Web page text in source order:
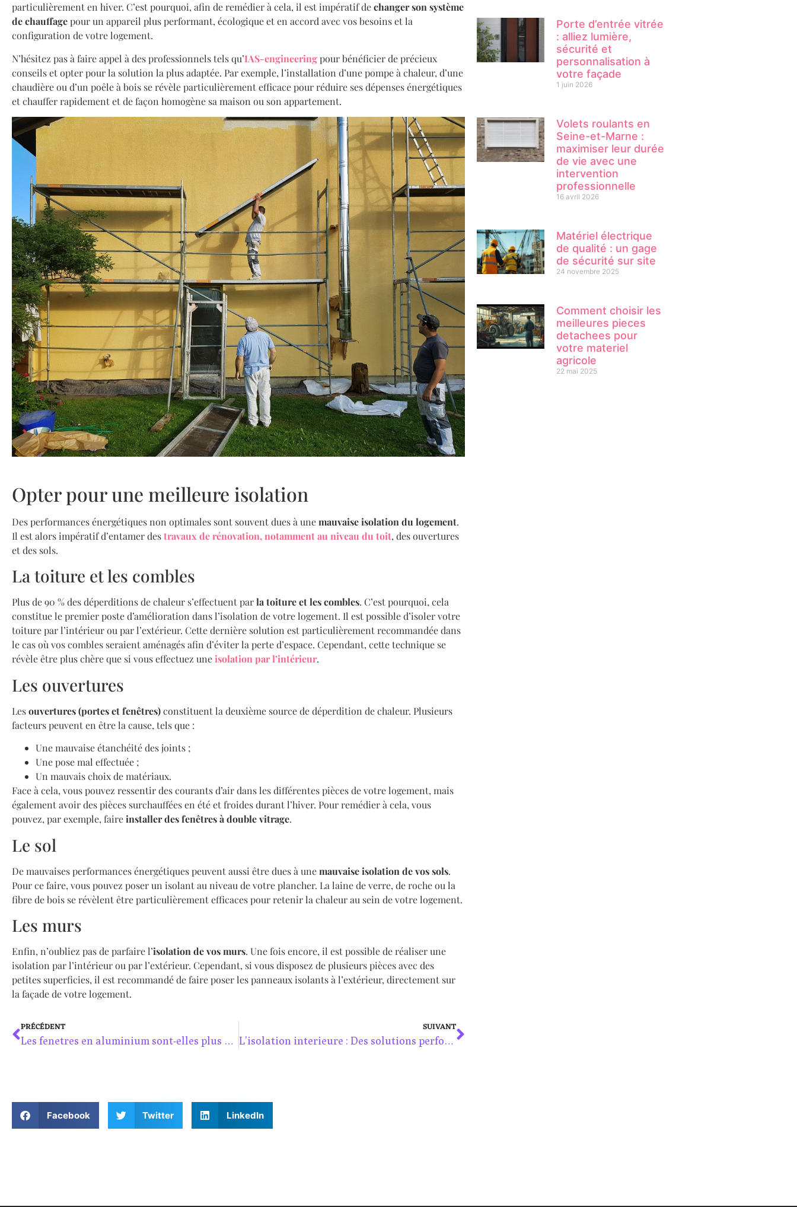
particulièrement en hiver. C’est pourquoi, afin de remédier à cela, il est impératif dechanger son système
de chauffagepour un appareil plus performant, écologique et en accord avec vos besoins et la
configuration de votre logement.
N’hésitez pas à faire appel à des professionnels tels qu’IAS-engineeringpour bénéficier de précieux
conseils et opter pour la solution la plus adaptée. Par exemple, l’installation d’une pompe à chaleur, d’une
chaudière ou d’un poêle à bois se révèle particulièrement efficace pour réduire ses dépenses énergétiques
et chauffer rapidement et de façon homogène sa maison ou son appartement.
Opter pour une meilleure isolation
Des performances énergétiques non optimales sont souvent dues à unemauvaise isolation du logement.
Il est alors impératif d’entamer destravaux de rénovation, notamment au niveau du toit, des ouvertures
et des sols.
La toiture et les combles
Plus de 90 % des déperditions de chaleur s’effectuent parla toiture et les combles. C’est pourquoi, cela
constitue le premier poste d’amélioration dans l’isolation de votre logement. Il est possible d’isoler votre
toiture par l’intérieur ou par l’extérieur. Cette dernière solution est particulièrement recommandée dans
le cas où vos combles seraient aménagés afin d’éviter la perte d’espace. Cependant, cette technique se
révèle être plus chère que si vous effectuez uneisolation par l’intérieur.
Les ouvertures
Lesouvertures (portes et fenêtres)constituent la deuxième source de déperdition de chaleur. Plusieurs
facteurs peuvent en être la cause, tels que :
Une mauvaise étanchéité des joints ;
Une pose mal effectuée ;
Un mauvais choix de matériaux.
Face à cela, vous pouvez ressentir des courants d’air dans les différentes pièces de votre logement, mais
également avoir des pièces surchauffées en été et froides durant l’hiver. Pour remédier à cela, vous
pouvez, par exemple, faireinstaller des fenêtres à double vitrage.
Le sol
De mauvaises performances énergétiques peuvent aussi être dues à unemauvaise isolation de vos sols.
Pour ce faire, vous pouvez poser un isolant au niveau de votre plancher. La laine de verre, de roche ou la
fibre de bois se révèlent être particulièrement efficaces pour retenir la chaleur au sein de votre logement.
Les murs
Enfin, n’oubliez pas de parfaire l’isolation de vos murs. Une fois encore, il est possible de réaliser une
isolation par l’intérieur ou par l’extérieur. Cependant, si vous disposez de plusieurs pièces avec des
petites superficies, il est recommandé de faire poser les panneaux isolants à l’extérieur, directement sur
la façade de votre logement.
PRÉCÉDENT
Les fenetres en aluminium sont-elles plus performantes ?
SUIVANT
L’isolation interieure : Des solutions performantes pour un confort thermique optimal
Facebook Twitter LinkedIn
Porte d’entrée vitrée
: alliez lumière,
sécurité et
personnalisation à
votre façade
1 juin 2026
Volets roulants en
Seine-et-Marne :
maximiser leur durée
de vie avec une
intervention
professionnelle
16 avril 2026
Matériel électrique
de qualité : un gage
de sécurité sur site
24 novembre 2025
Comment choisir les
meilleures pieces
detachees pour
votre materiel
agricole
22 mai 2025